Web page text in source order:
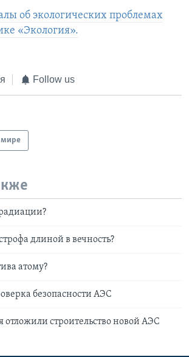
об экологических проблемах
«Экология».
Follow us
мире
длиной в вечность?
атому?
безопасности АЭС
отложили строительство новой АЭС